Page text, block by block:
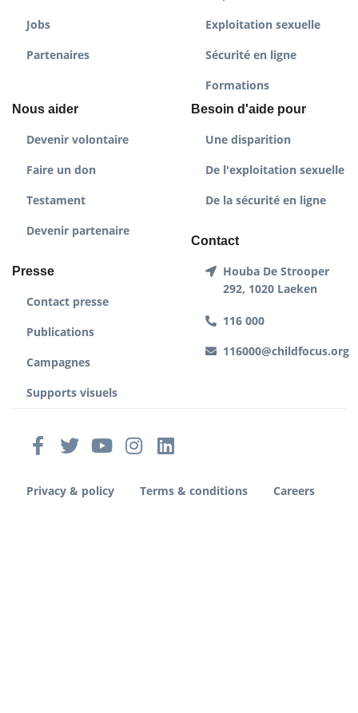
Jobs
Partenaires
Exploitation sexuelle
Sécurité en ligne
Formations
Nous aider
Devenir volontaire
Faire un don
Testament
Devenir partenaire
Presse
Contact presse
Publications
Campagnes
Supports visuels
Besoin d'aide pour
Une disparition
De l'exploitation sexuelle
De la sécurité en ligne
Contact
Houba De Strooper
292, 1020 Laeken
116 000
116000@childfocus.org
Privacy & policy Terms & conditions Careers